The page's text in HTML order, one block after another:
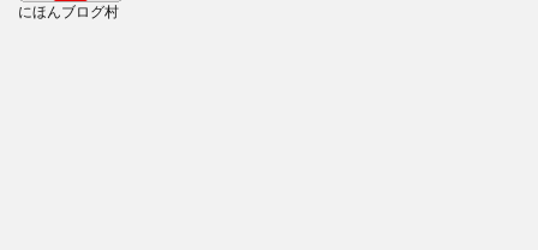
にほんブログ村